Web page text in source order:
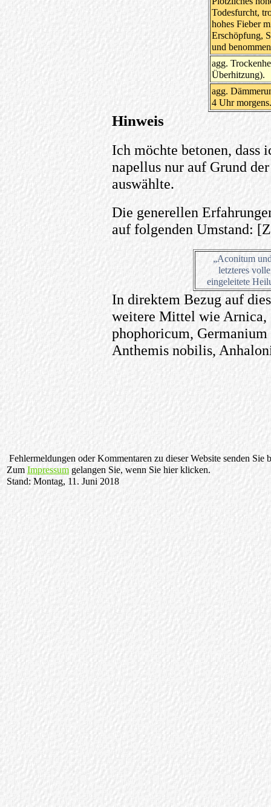
Todesfurcht,
hohes Fieber
Erschöpfung,
und
agg.
Überhitzung).
agg.
4 Uhr morgens.
Hinweis
Ich möchte betonen,
napellus nur auf Grund
auswählte.
Die generellen
auf folgenden Umstand:
„Aconitum
letzteres
eingeleitete
In direktem Bezug auf
weitere Mittel wie
phophoricum,
Anthemis nobilis,
Fehlermeldungen oder Kommentaren zu dieser Website senden Sie
Zum Impressum gelangen Sie, wenn Sie hier klicken.
Stand: Montag, 11. Juni 2018